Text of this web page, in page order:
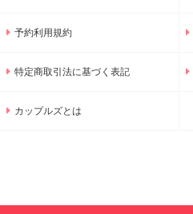
予約利用規約
特定商取引法に基づく表記
カップルズとは